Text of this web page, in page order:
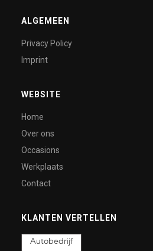
ALGEMEEN
Privacy Policy
Imprint
WEBSITE
Home
Over ons
Occasions
Werkplaats
Contact
KLANTEN VERTELLEN
Autobedrijf